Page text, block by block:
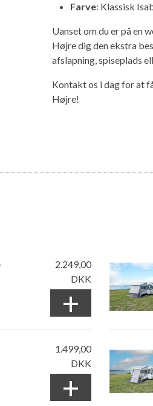
Farve: Klassisk
Uanset om du er på en
Højre dig den ekstra
afslapning, spiseplads
Kontakt os i dag for at
Højre!
2.249,00
DKK
+
1.499,00
DKK
+